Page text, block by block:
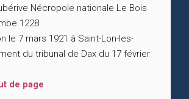
Nécropole nationale Le Bois
1228
le 7 mars 1921 à Saint-Lon-les-
du tribunal de Dax du 17 février
de page